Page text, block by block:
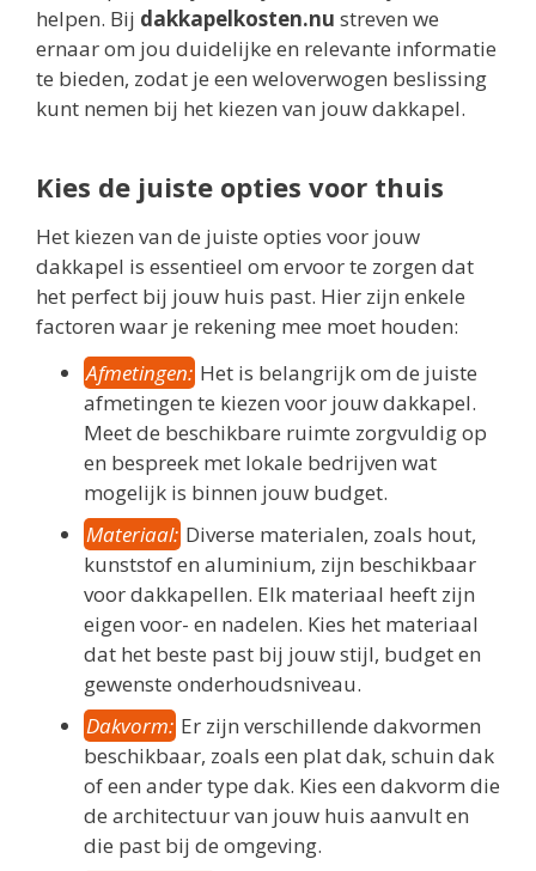
helpen. Bij dakkapelkosten.nu streven we
ernaar om jou duidelijke en relevante informatie
te bieden, zodat je een weloverwogen beslissing
kunt nemen bij het kiezen van jouw dakkapel.
Kies de juiste opties voor thuis
Het kiezen van de juiste opties voor jouw
dakkapel is essentieel om ervoor te zorgen dat
het perfect bij jouw huis past. Hier zijn enkele
factoren waar je rekening mee moet houden:
Afmetingen: Het is belangrijk om de juiste
afmetingen te kiezen voor jouw dakkapel.
Meet de beschikbare ruimte zorgvuldig op
en bespreek met lokale bedrijven wat
mogelijk is binnen jouw budget.
Materiaal: Diverse materialen, zoals hout,
kunststof en aluminium, zijn beschikbaar
voor dakkapellen. Elk materiaal heeft zijn
eigen voor- en nadelen. Kies het materiaal
dat het beste past bij jouw stijl, budget en
gewenste onderhoudsniveau.
Dakvorm: Er zijn verschillende dakvormen
beschikbaar, zoals een plat dak, schuin dak
of een ander type dak. Kies een dakvorm die
de architectuur van jouw huis aanvult en
die past bij de omgeving.